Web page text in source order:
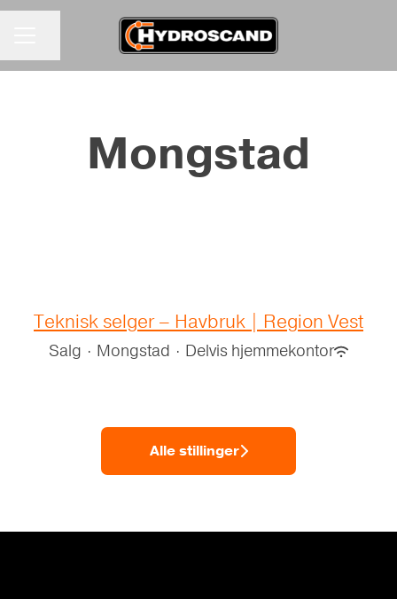
Mongstad
Teknisk selger – Havbruk | Region Vest
Salg · Mongstad · Delvis hjemmekontor
Alle stillinger